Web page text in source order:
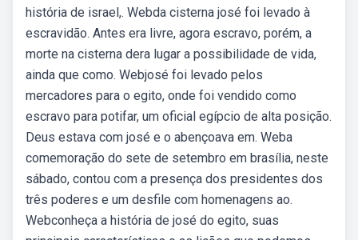
história de israel,. Webda cisterna josé foi levado à
escravidão. Antes era livre, agora escravo, porém, a
morte na cisterna dera lugar a possibilidade de vida,
ainda que como. Webjosé foi levado pelos
mercadores para o egito, onde foi vendido como
escravo para potifar, um oficial egípcio de alta posição.
Deus estava com josé e o abençoava em. Weba
comemoração do sete de setembro em brasília, neste
sábado, contou com a presença dos presidentes dos
três poderes e um desfile com homenagens ao.
Webconheça a história de josé do egito, suas